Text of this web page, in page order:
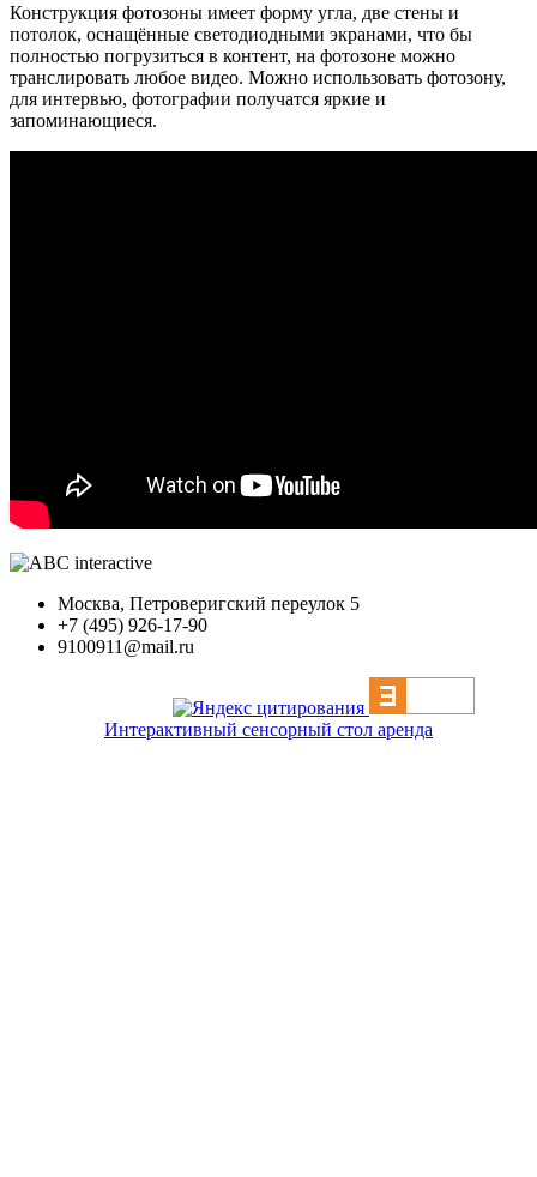
Конструкция фотозоны имеет форму угла, две стены и
потолок, оснащённые светодиодными экранами, что бы
полностью погрузиться в контент, на фотозоне можно
транслировать любое видео. Можно использовать фотозону,
для интервью, фотографии получатся яркие и
запоминающиеся.
Москва, Петроверигский переулок 5
+7 (495) 926-17-90
9100911@mail.ru
Интерактивный сенсорный стол аренда